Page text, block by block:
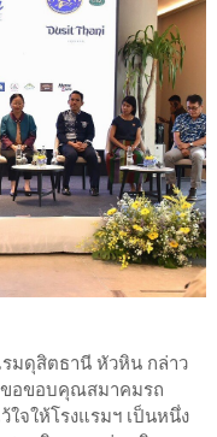
มดุสิตธานี หัวหิน กล่าว
ขอขอบคุณสมาคมรถ
จให้โรงแรมฯ เป็นหนึ่ง